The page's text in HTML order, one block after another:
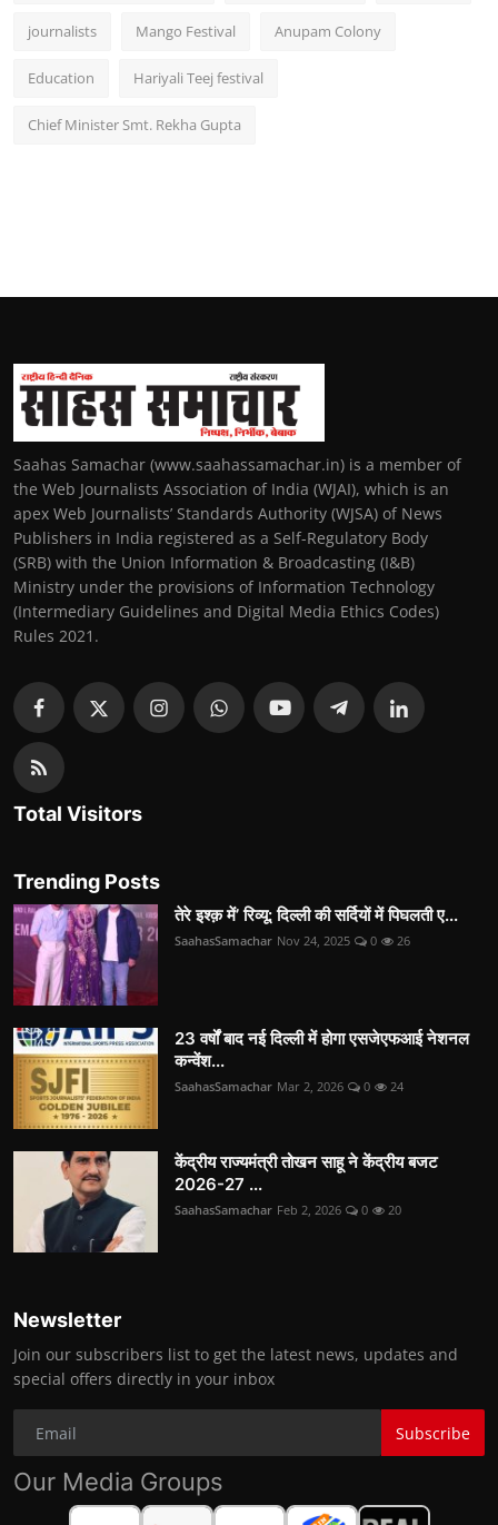
journalists Mango Festival Anupam Colony
Education Hariyali Teej festival
Chief Minister Smt. Rekha Gupta
Saahas Samachar (www.saahassamachar.in) is a member of
the Web Journalists Association of India (WJAI), which is an
apex Web Journalists’ Standards Authority (WJSA) of News
Publishers in India registered as a Self-Regulatory Body
(SRB) with the Union Information & Broadcasting (I&B)
Ministry under the provisions of Information Technology
(Intermediary Guidelines and Digital Media Ethics Codes)
Rules 2021.
Total Visitors
Trending Posts
तेरे इश्क़ में’ रिव्यू: दिल्ली की सर्दियों में पिघलती ए...
SaahasSamachar Nov 24, 2025 0 26
23 वर्षों बाद नई दिल्ली में होगा एसजेएफआई नेशनल
कन्वेंश...
SaahasSamachar Mar 2, 2026 0 24
केंद्रीय राज्यमंत्री तोखन साहू ने केंद्रीय बजट
2026-27 ...
SaahasSamachar Feb 2, 2026 0 20
Newsletter
Join our subscribers list to get the latest news, updates and
special offers directly in your inbox
Subscribe
Our Media Groups